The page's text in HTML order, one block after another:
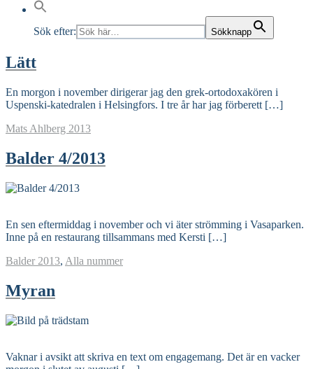
Sök efter: Sökknapp
Lätt
En morgon i november dirigerar jag den grek-ortodoxakören i
Uspenski-katedralen i Helsingfors. I tre år har jag förberett […]
Mats Ahlberg 2013
Balder 4/2013
En sen eftermiddag i november och vi äter strömming i Vasaparken.
Inne på en restaurang tillsammans med Kersti […]
Balder 2013, Alla nummer
Myran
Vaknar i avsikt att skriva en text om engagemang. Det är en vacker